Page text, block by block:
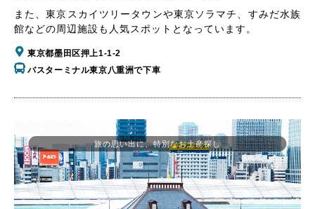
また、東京スカイツリータウンや東京ソラマチ、すみだ水族
館などの周辺施設も人気スポットとなっています。
東京都墨田区押上1-1-2
バスターミナル東京八重洲で下車
旅の思い出に、特別なお土産探し